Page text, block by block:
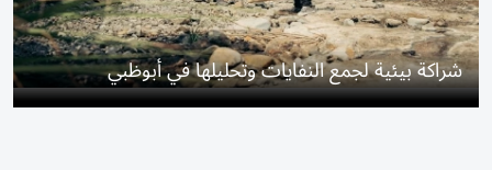
شراكة بيئية لجمع النفايات وتحليلها في أبوظبي